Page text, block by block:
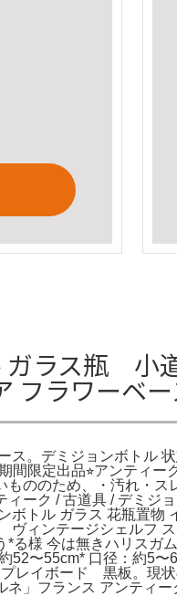
ガラス瓶
フラワーベ
。デミジョンボトル
間限定出品⭐︎アンティ
ののため、・汚れ・
ーク / 古道具 / デミジ
トル ガラス 花瓶置
ヴィンテージシェル
る様 今は無きハリス
52〜55cm* 口径：約
レイボード 黒板。現
」フランス アンティ